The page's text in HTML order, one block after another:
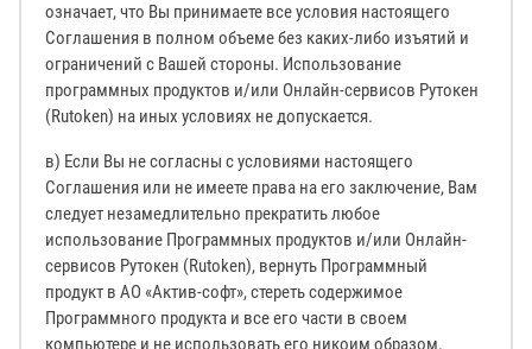
означает, что Вы принимаете все условия настоящего
Соглашения в полном объеме без каких-либо изъятий и
ограничений с Вашей стороны. Использование
программных продуктов и/или Онлайн-сервисов Рутокен
(Rutoken) на иных условиях не допускается.
в) Если Вы не согласны с условиями настоящего
Соглашения или не имеете права на его заключение, Вам
следует незамедлительно прекратить любое
использование Программных продуктов и/или Онлайн-
сервисов Рутокен (Rutoken), вернуть Программный
продукт в АО «Актив-софт», стереть содержимое
Программного продукта и все его части в своем
компьютере и не использовать его никоим образом.